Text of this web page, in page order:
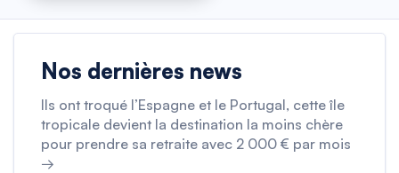
Nos dernières news
Ils ont troqué l’Espagne et le Portugal, cette île
tropicale devient la destination la moins chère
pour prendre sa retraite avec 2 000 € par mois
→